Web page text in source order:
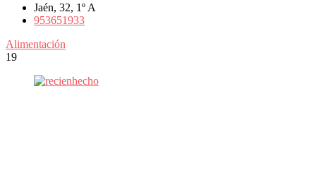
Jaén, 32, 1º A
953651933
Alimentación
19